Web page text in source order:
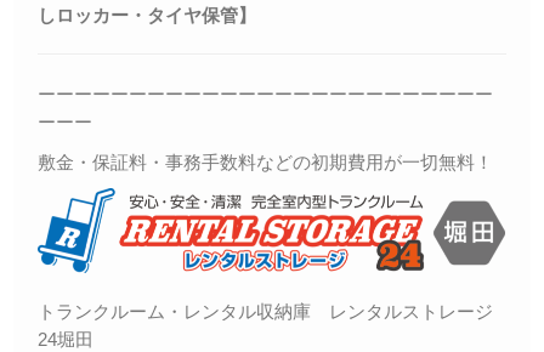
しロッカー・ タイヤ保管】
ーーーーーーーーーーーーーーーーーーーーーーーーー
ーーー
敷金・保証料・事務手数料などの初期費用が一切無料！
トランクルーム・レンタル収納庫 レンタルストレージ
24堀田